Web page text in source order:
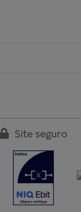
Site seguro